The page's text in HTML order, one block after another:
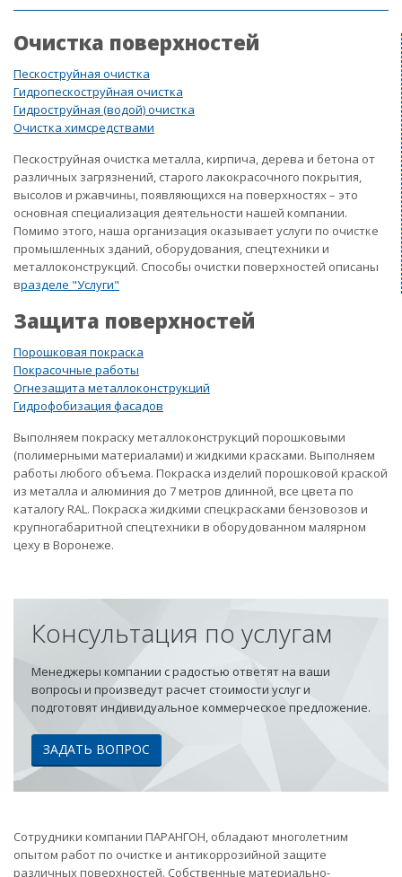
Очистка поверхностей
Пескоструйная очистка
Гидропескоструйная очистка
Гидроструйная (водой) очистка
Очистка химсредствами
Пескоструйная очистка металла, кирпича, дерева и бетона от
различных загрязнений, старого лакокрасочного покрытия,
высолов и ржавчины, появляющихся на поверхностях – это
основная специализация деятельности нашей компании.
Помимо этого, наша организация оказывает услуги по очистке
промышленных зданий, оборудования, спецтехники и
металлоконструкций. Способы очистки поверхностей описаны
вразделе "Услуги"
Защита поверхностей
Порошковая покраска
Покрасочные работы
Огнезащита металлоконструкций
Гидрофобизация фасадов
Выполняем покраску металлоконструкций порошковыми
(полимерными материалами) и жидкими красками. Выполняем
работы любого объема. Покраска изделий порошковой краской
из металла и алюминия до 7 метров длинной, все цвета по
каталогу RAL. Покраска жидкими спецкрасками бензовозов и
крупногабаритной спецтехники в оборудованном малярном
цеху в Воронеже.
Консультация по услугам
Менеджеры компании с радостью ответят на ваши
вопросы и произведут расчет стоимости услуг и
подготовят индивидуальное коммерческое предложение.
ЗАДАТЬ ВОПРОС
Сотрудники компании ПАРАНГОН, обладают многолетним
опытом работ по очистке и антикоррозийной защите
различных поверхностей. Собственные материально-